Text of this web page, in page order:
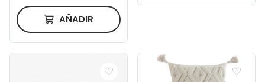
AÑADIR